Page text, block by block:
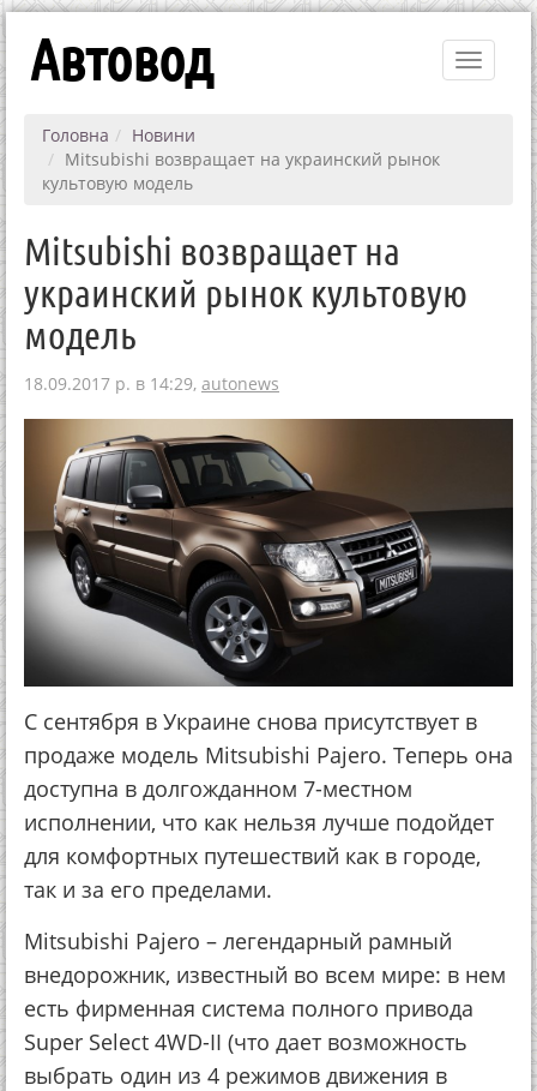
Toggle
Автовод
Головна
Новини
Mitsubishi возвращает на украинский рынок
культовую модель
Mitsubishi возвращает на
украинский рынок культовую
модель
18.09.2017 р. в 14:29, autonews
С сентября в Украине снова присутствует в
продаже модель Mitsubishi Pajero. Теперь она
доступна в долгожданном 7-местном
исполнении, что как нельзя лучше подойдет
для комфортных путешествий как в городе,
так и за его пределами.
Mitsubishi Pajero – легендарный рамный
внедорожник, известный во всем мире: в нем
есть фирменная система полного привода
Super Select 4WD-II (что дает возможность
выбрать один из 4 режимов движения в